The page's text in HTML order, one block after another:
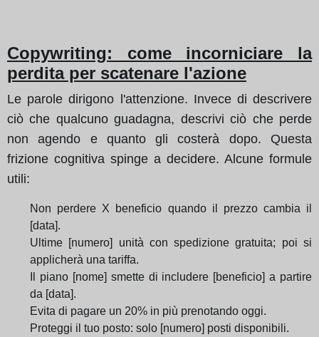
Copywriting: come incorniciare la
perdita per scatenare l'azione
Le parole dirigono l'attenzione. Invece di descrivere
ciò che qualcuno guadagna, descrivi ciò che perde
non agendo e quanto gli costerà dopo. Questa
frizione cognitiva spinge a decidere. Alcune formule
utili:
Non perdere X beneficio quando il prezzo cambia il
[data].
Ultime [numero] unità con spedizione gratuita; poi si
applicherà una tariffa.
Il piano [nome] smette di includere [beneficio] a partire
da [data].
Evita di pagare un 20% in più prenotando oggi.
Proteggi il tuo posto: solo [numero] posti disponibili.